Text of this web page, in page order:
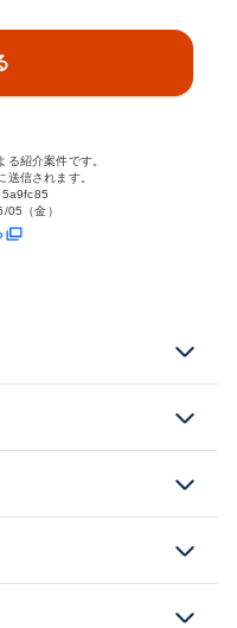
る紹介案件です。
送信されます。
05（金）